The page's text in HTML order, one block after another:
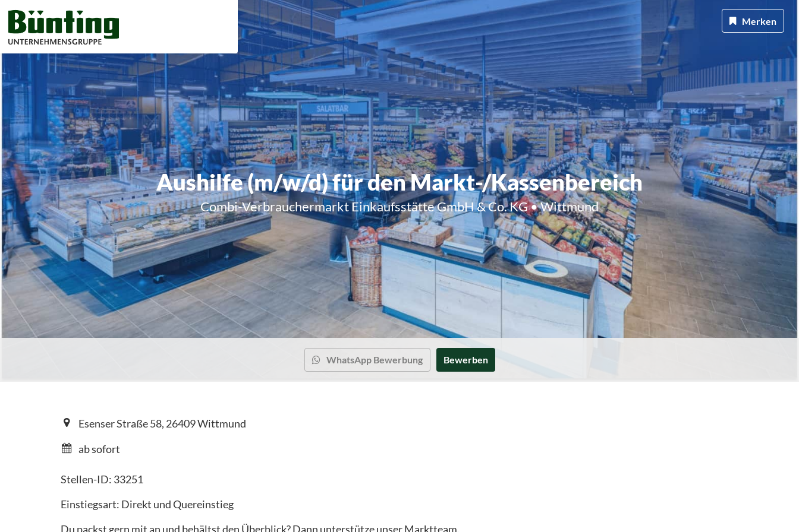
Aushilfe (m/w/d) für den Markt-/Kassenbereich
Combi-Verbrauchermarkt Einkaufsstätte GmbH & Co. KG • Wittmund
Merken
WhatsApp Bewerbung Bewerben
Esenser Straße 58, 26409 Wittmund
ab sofort
Stellen-ID: 33251
Einstiegsart: Direkt und Quereinstieg
Du packst gern mit an und behältst den Überblick? Dann unterstütze unser Marktteam.